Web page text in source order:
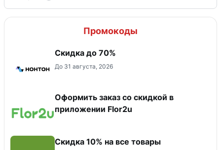
Промокоды
Скидка до 70%
До 31 августа, 2026
Оформить заказ со скидкой в
приложении Flor2u
Скидка 10% на все товары